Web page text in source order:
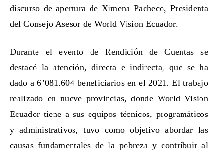
discurso de apertura de Ximena Pacheco, Presidenta
del Consejo Asesor de World Vision Ecuador.
Durante el evento de Rendición de Cuentas se
destacó la atención, directa e indirecta, que se ha
dado a 6’081.604 beneficiarios en el 2021. El trabajo
realizado en nueve provincias, donde World Vision
Ecuador tiene a sus equipos técnicos, programáticos
y administrativos, tuvo como objetivo abordar las
causas fundamentales de la pobreza y contribuir al